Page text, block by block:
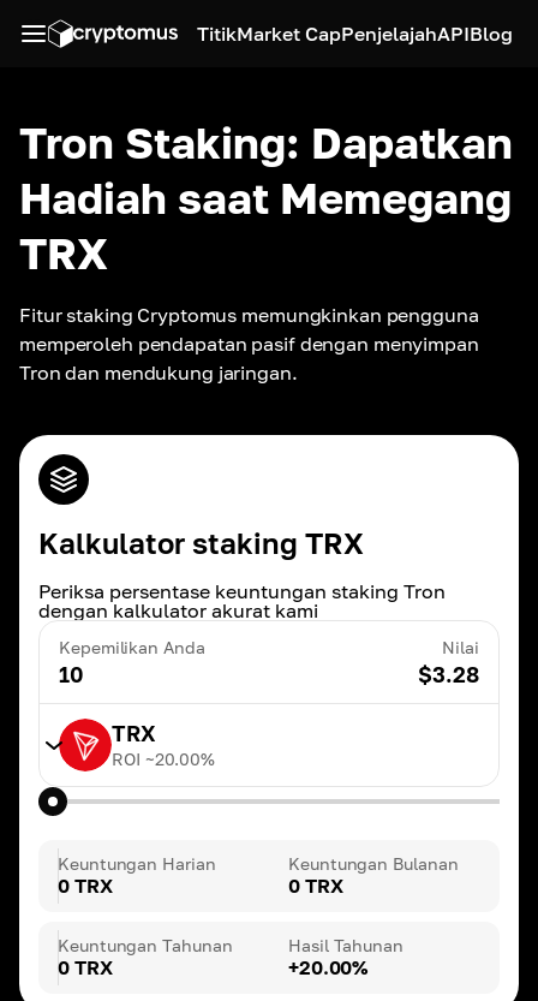
TitikMarket CapPenjelajahAPIBlog
Tron Staking: Dapatkan
Hadiah saat Memegang
TRX
Fitur staking Cryptomus memungkinkan pengguna
memperoleh pendapatan pasif dengan menyimpan
Tron dan mendukung jaringan.
Kalkulator staking TRX
Periksa persentase keuntungan staking Tron
dengan kalkulator akurat kami
Kepemilikan Anda
10
Nilai
$3.28
TRX
ROI ~20.00%
Keuntungan Harian
0 TRX
Keuntungan Bulanan
0 TRX
Keuntungan Tahunan
0 TRX
Hasil Tahunan
+20.00%